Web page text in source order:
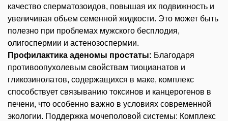
качество сперматозоидов, повышая их подвижность и
увеличивая объем семенной жидкости. Это может быть
полезно при проблемах мужского бесплодия,
олигоспермии и астенозоспермии.
Профилактика аденомы простаты: Благодаря
противоопухолевым свойствам тиоцианатов и
гликозинолатов, содержащихся в маке, комплекс
способствует связыванию токсинов и канцерогенов в
печени, что особенно важно в условиях современной
экологии. Поддержка мочеполовой системы: Комплекс